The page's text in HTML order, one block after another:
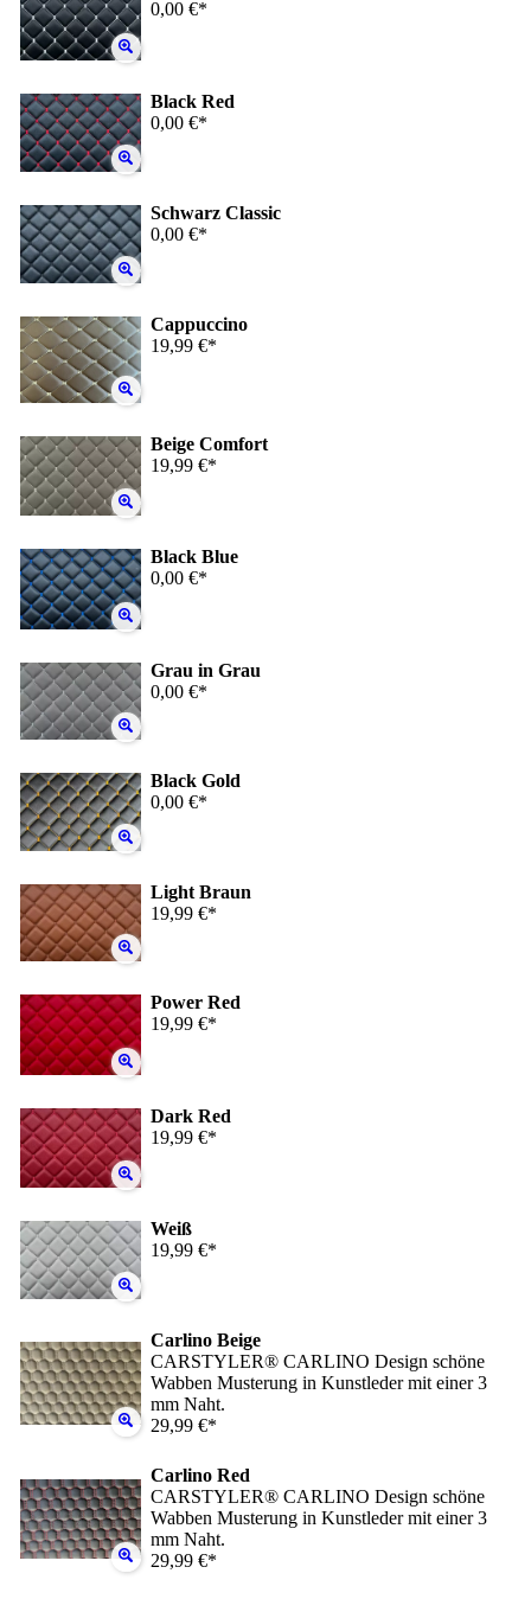
0,00 €*
Black Red
0,00 €*
Schwarz Classic
0,00 €*
Cappuccino
19,99 €*
Beige Comfort
19,99 €*
Black Blue
0,00 €*
Grau in Grau
0,00 €*
Black Gold
0,00 €*
Light Braun
19,99 €*
Power Red
19,99 €*
Dark Red
19,99 €*
Weiß
19,99 €*
Carlino Beige
CARSTYLER® CARLINO Design schöne
Wabben Musterung in Kunstleder mit einer 3
mm Naht.
29,99 €*
Carlino Red
CARSTYLER® CARLINO Design schöne
Wabben Musterung in Kunstleder mit einer 3
mm Naht.
29,99 €*